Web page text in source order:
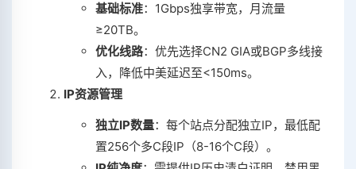
基础标准‌：1Gbps独享带宽，月流量
≥20TB。
优化线路‌：优先选择CN2 GIA或BGP多线接
入，降低中美延迟至<150ms。
IP资源管理
独立IP数量‌：每个站点分配独立IP，最低配
置256个多C段IP（8-16个C段）。